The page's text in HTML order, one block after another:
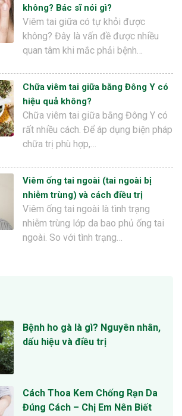
không? Bác sĩ nói gì?
Viêm tai giữa có tự khỏi được
không? Đây là vấn đề được nhiều
quan tâm khi mắc phải bệnh…
Chữa viêm tai giữa bằng Đông Y có
hiệu quả không?
Chữa viêm tai giữa bằng Đông Y có
rất nhiều cách. Để áp dụng biện pháp
chữa trị phù hợp,…
Viêm ống tai ngoài (tai ngoài bị
nhiễm trùng) và cách điều trị
Viêm ống tai ngoài là tình trạng
nhiễm trùng lớp da bao phủ ống tai
ngoài. So với tình trạng…
Bệnh ho gà là gì? Nguyên nhân,
dấu hiệu và điều trị
Cách Thoa Kem Chống Rạn Da
Đúng Cách – Chị Em Nên Biết